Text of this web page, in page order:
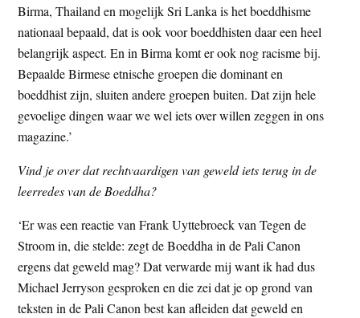
Birma, Thailand en mogelijk Sri Lanka is het boeddhisme
nationaal bepaald, dat is ook voor boeddhisten daar een heel
belangrijk aspect. En in Birma komt er ook nog racisme bij.
Bepaalde Birmese etnische groepen die dominant en
boeddhist zijn, sluiten andere groepen buiten. Dat zijn hele
gevoelige dingen waar we wel iets over willen zeggen in ons
magazine.’
Vind je over dat rechtvaardigen van geweld iets terug in de
leerredes van de Boeddha?
‘Er was een reactie van Frank Uyttebroeck van Tegen de
Stroom in, die stelde: zegt de Boeddha in de Pali Canon
ergens dat geweld mag? Dat verwarde mij want ik had dus
Michael Jerryson gesproken en die zei dat je op grond van
teksten in de Pali Canon best kan afleiden dat geweld en